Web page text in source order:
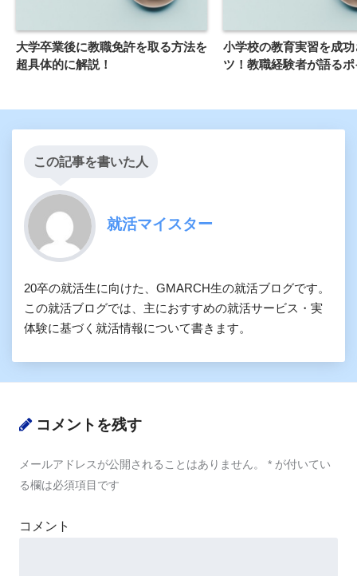
大学卒業後に教職免許を取る方法を
超具体的に解説！
小学校の教育実習を成
ツ！教職経験者が語る
この記事を書いた人
就活マイスター
20卒の就活生に向けた、GMARCH生の就活ブログです。
この就活ブログでは、主におすすめの就活サービス・実
体験に基づく就活情報について書きます。
コメントを残す
メールアドレスが公開されることはありません。 * が付いてい
る欄は必須項目です
コメント